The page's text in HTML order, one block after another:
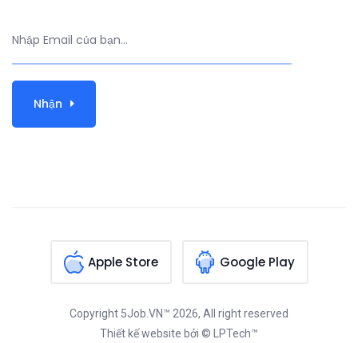
Nhận
Apple Store Google Play
Copyright 5Job.VN™ 2026, All right reserved
Thiết kế website bởi © LPTech™